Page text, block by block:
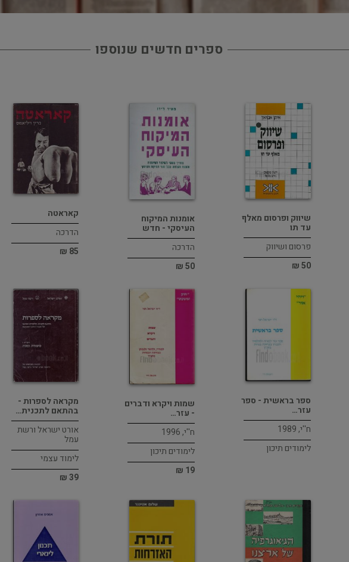
ספרים חדשים שנוספו
שיווק ופרסום מאלף
עד תו
פרסום ושיווק
50 ₪
אומנות המיקוח
העיסקי - חדש
הדרכה
50 ₪
קאראטה
הדרכה
85 ₪
ספר בראשית - ספר
עזר…
ח''י, 1989
לימודים תיכון
שמות ויקרא ודברים
- עזר…
ח''י, 1996
לימודים תיכון
19 ₪
מקראה לספרות -
בהתאם לתכנית…
אורט ישראל ורשת
עמל
לימוד עצמי
39 ₪